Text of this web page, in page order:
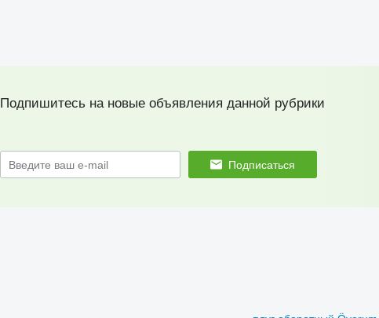
Подпишитесь на новые объявления данной рубрики
Подписаться